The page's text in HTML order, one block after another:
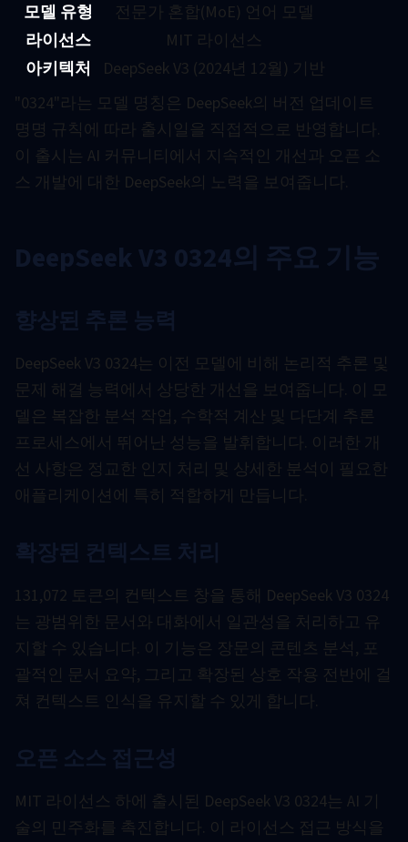
모델 유형
전문가 혼합(MoE) 언어 모델
라이선스
MIT 라이선스
아키텍처
DeepSeek V3 (2024년 12월) 기반
"0324"라는 모델 명칭은 DeepSeek의 버전 업데이트
명명 규칙에 따라 출시일을 직접적으로 반영합니다.
이 출시는 AI 커뮤니티에서 지속적인 개선과 오픈 소
스 개발에 대한 DeepSeek의 노력을 보여줍니다.
DeepSeek V3 0324의 주요 기능
향상된 추론 능력
DeepSeek V3 0324는 이전 모델에 비해 논리적 추론 및
문제 해결 능력에서 상당한 개선을 보여줍니다. 이 모
델은 복잡한 분석 작업, 수학적 계산 및 다단계 추론
프로세스에서 뛰어난 성능을 발휘합니다. 이러한 개
선 사항은 정교한 인지 처리 및 상세한 분석이 필요한
애플리케이션에 특히 적합하게 만듭니다.
확장된 컨텍스트 처리
131,072 토큰의 컨텍스트 창을 통해 DeepSeek V3 0324
는 광범위한 문서와 대화에서 일관성을 처리하고 유
지할 수 있습니다. 이 기능은 장문의 콘텐츠 분석, 포
괄적인 문서 요약, 그리고 확장된 상호 작용 전반에 걸
쳐 컨텍스트 인식을 유지할 수 있게 합니다.
오픈 소스 접근성
MIT 라이선스 하에 출시된 DeepSeek V3 0324는 AI 기
술의 민주화를 촉진합니다. 이 라이선스 접근 방식을